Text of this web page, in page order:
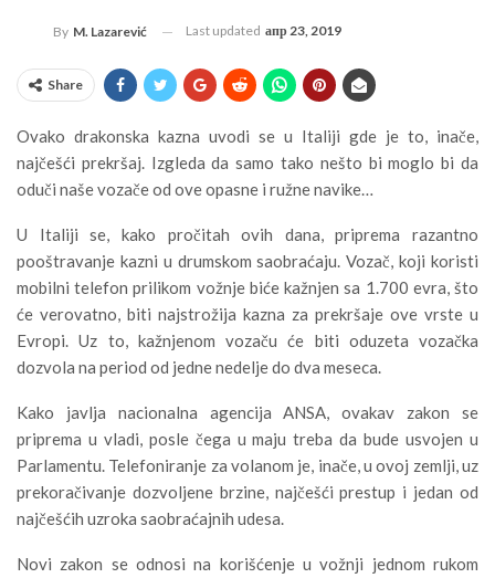
By M. Lazarević Last updated апр 23, 2019
Share
Ovako drakonska kazna uvodi se u Italiji gde je to, inače,
najčešći prekršaj. Izgleda da samo tako nešto bi moglo bi da
oduči naše vozače od ove opasne i ružne navike…
U Italiji se, kako pročitah ovih dana, priprema razantno
pooštravanje kazni u drumskom saobraćaju. Vozač, koji koristi
mobilni telefon prilikom vožnje biće kažnjen sa 1.700 evra, što
će verovatno, biti najstrožija kazna za prekršaje ove vrste u
Evropi. Uz to, kažnjenom vozaču će biti oduzeta vozačka
dozvola na period od jedne nedelje do dva meseca.
Kako javlja nacionalna agencija ANSA, ovakav zakon se
priprema u vladi, posle čega u maju treba da bude usvojen u
Parlamentu. Telefoniranje za volanom je, inače, u ovoj zemlji, uz
prekoračivanje dozvoljene brzine, najčešći prestup i jedan od
najčešćih uzroka saobraćajnih udesa.
Novi zakon se odnosi na korišćenje u vožnji jednom rukom